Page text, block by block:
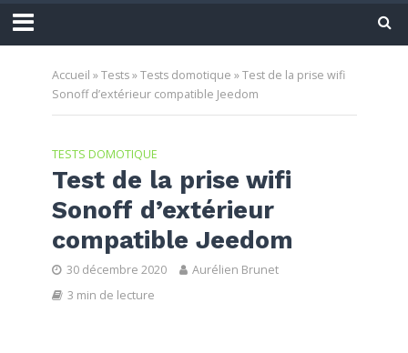
Accueil »Tests»Tests domotique »Test de la prise wifi
Sonoff d’extérieur compatible Jeedom
TESTS DOMOTIQUE
Test de la prise wifi
Sonoff d’extérieur
compatible Jeedom
30 décembre 2020
Aurélien Brunet
3 min de lecture